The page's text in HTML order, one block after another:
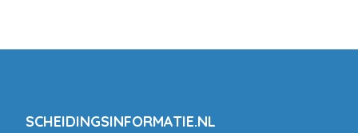
SCHEIDINGSINFORMATIE.NL